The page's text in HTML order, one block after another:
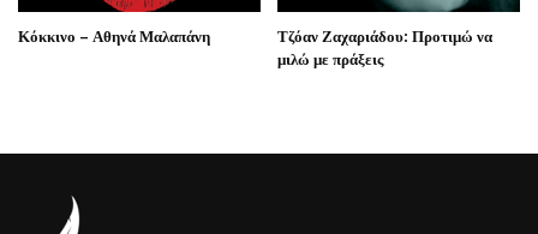
Κόκκινο – Αθηνά Μαλαπάνη
Τζόαν Ζαχαριάδου: Προτιμώ να
μιλώ με πράξεις